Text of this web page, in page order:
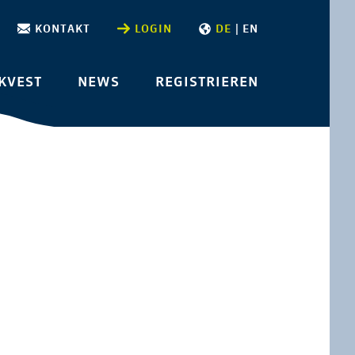
KONTAKT LOGIN DE | EN
NEWS REGISTRIEREN